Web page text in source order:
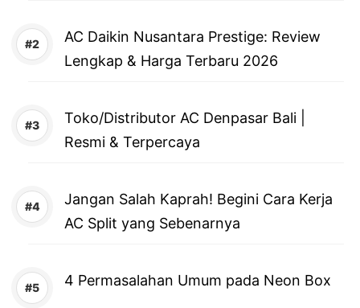
AC Daikin Nusantara Prestige: Review
Lengkap & Harga Terbaru 2026
Toko/Distributor AC Denpasar Bali |
Resmi & Terpercaya
Jangan Salah Kaprah! Begini Cara Kerja
AC Split yang Sebenarnya
4 Permasalahan Umum pada Neon Box